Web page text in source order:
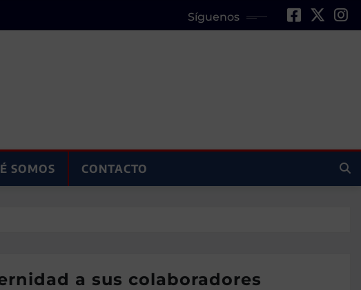
Síguenos
SOMOS CONTACTO
a sus colaboradores